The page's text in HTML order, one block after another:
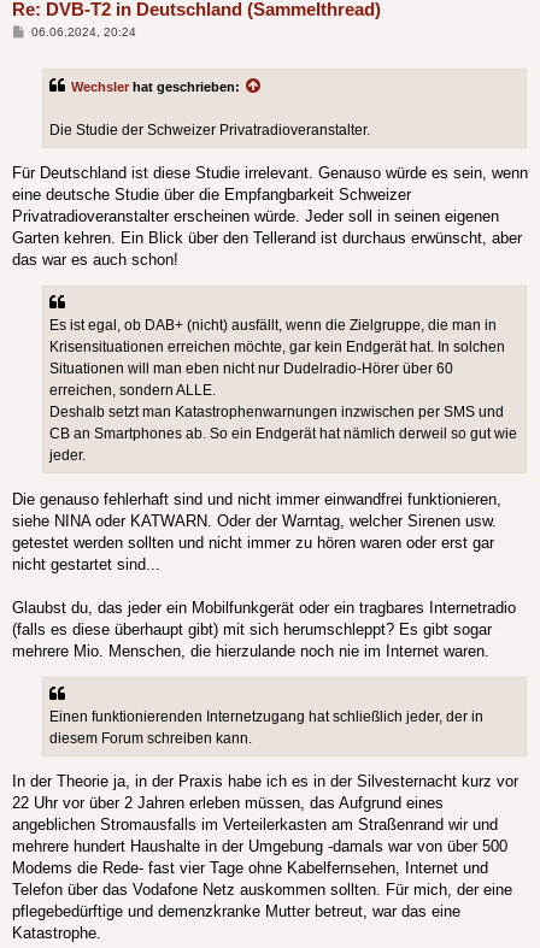
Re: DVB-T2 in Deutschland (Sammelthread)
Beitrag
06.06.2024, 20:24
Wechsler hat geschrieben:
Die Studie der Schweizer Privatradioveranstalter.
Für Deutschland ist diese Studie irrelevant. Genauso würde es sein, wenn
eine deutsche Studie über die Empfangbarkeit Schweizer
Privatradioveranstalter erscheinen würde. Jeder soll in seinen eigenen
Garten kehren. Ein Blick über den Tellerand ist durchaus erwünscht, aber
das war es auch schon!
Es ist egal, ob DAB+ (nicht) ausfällt, wenn die Zielgruppe, die man in
Krisensituationen erreichen möchte, gar kein Endgerät hat. In solchen
Situationen will man eben nicht nur Dudelradio-Hörer über 60
erreichen, sondern ALLE.
Deshalb setzt man Katastrophenwarnungen inzwischen per SMS und
CB an Smartphones ab. So ein Endgerät hat nämlich derweil so gut wie
jeder.
Die genauso fehlerhaft sind und nicht immer einwandfrei funktionieren,
siehe NINA oder KATWARN. Oder der Warntag, welcher Sirenen usw.
getestet werden sollten und nicht immer zu hören waren oder erst gar
nicht gestartet sind...
Glaubst du, das jeder ein Mobilfunkgerät oder ein tragbares Internetradio
(falls es diese überhaupt gibt) mit sich herumschleppt? Es gibt sogar
mehrere Mio. Menschen, die hierzulande noch nie im Internet waren.
Einen funktionierenden Internetzugang hat schließlich jeder, der in
diesem Forum schreiben kann.
In der Theorie ja, in der Praxis habe ich es in der Silvesternacht kurz vor
22 Uhr vor über 2 Jahren erleben müssen, das Aufgrund eines
angeblichen Stromausfalls im Verteilerkasten am Straßenrand wir und
mehrere hundert Haushalte in der Umgebung -damals war von über 500
Modems die Rede- fast vier Tage ohne Kabelfernsehen, Internet und
Telefon über das Vodafone Netz auskommen sollten. Für mich, der eine
pflegebedürftige und demenzkranke Mutter betreut, war das eine
Katastrophe.